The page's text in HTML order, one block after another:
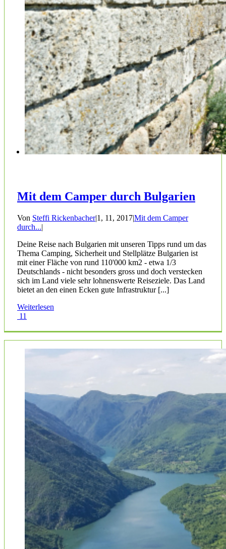
Mit dem Camper durch Bulgarien
Von Steffi Rickenbacher|1, 11, 2017|Mit dem Camper
durch...|
Deine Reise nach Bulgarien mit unseren Tipps rund um das
Thema Camping, Sicherheit und Stellplätze Bulgarien ist
mit einer Fläche von rund 110'000 km2 - etwa 1/3
Deutschlands - nicht besonders gross und doch verstecken
sich im Land viele sehr lohnenswerte Reiseziele. Das Land
bietet an den einen Ecken gute Infrastruktur [...]
Weiterlesen
11